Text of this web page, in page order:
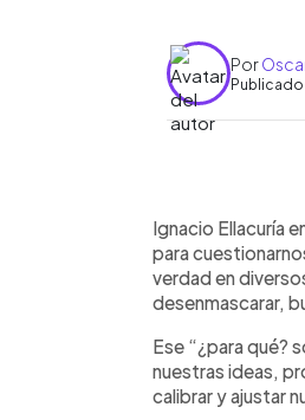
Por
Publicado
►
Ignacio Ellacuría
para
verdad en
desenmascarar,
Ese “¿para qué?
nuestras ideas,
calibrar y ajustar